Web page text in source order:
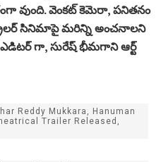
వుంది. వెంకట్ కెమెరా, పనితనం
సినిమాపై మరిన్ని అంచనాలని
గా, సురేష్ భీమగాని ఆర్ట్
Reddy Mukkara, Hanuman
Trailer Released,